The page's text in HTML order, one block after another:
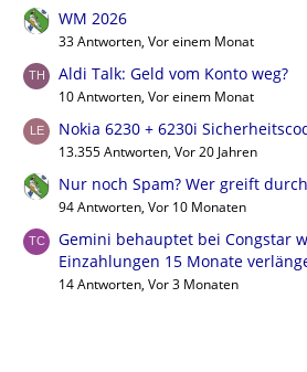
WM 2026
33 Antworten, Vor einem Monat
Aldi Talk: Geld vom Konto weg?
10 Antworten, Vor einem Monat
Nokia 6230 + 6230i
13.355 Antworten, Vor 20 Jahren
Nur noch Spam? Wer greift
94 Antworten, Vor 10 Monaten
Gemini behauptet bei Congstar
Einzahlungen 15 Monate
14 Antworten, Vor 3 Monaten